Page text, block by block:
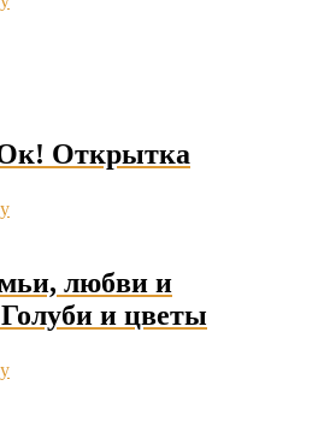
Ок! Открытка
любви и
и цветы